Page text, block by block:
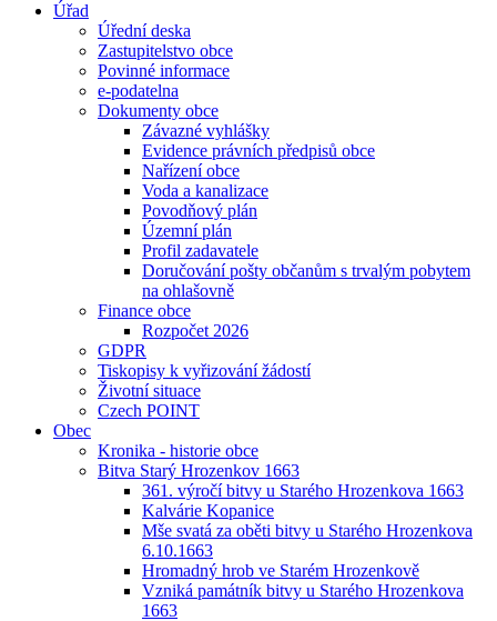
Úřad
Úřední deska
Zastupitelstvo obce
Povinné informace
e-podatelna
Dokumenty obce
Závazné vyhlášky
Evidence právních předpisů obce
Nařízení obce
Voda a kanalizace
Povodňový plán
Územní plán
Profil zadavatele
Doručování pošty občanům s trvalým pobytem
na ohlašovně
Finance obce
Rozpočet 2026
GDPR
Tiskopisy k vyřizování žádostí
Životní situace
Czech POINT
Obec
Kronika - historie obce
Bitva Starý Hrozenkov 1663
361. výročí bitvy u Starého Hrozenkova 1663
Kalvárie Kopanice
Mše svatá za oběti bitvy u Starého Hrozenkova
6.10.1663
Hromadný hrob ve Starém Hrozenkově
Vzniká památník bitvy u Starého Hrozenkova
1663